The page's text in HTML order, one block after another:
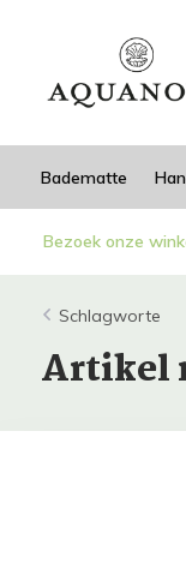
Badematte
Bezoek onze
Schlagworte
Artikel